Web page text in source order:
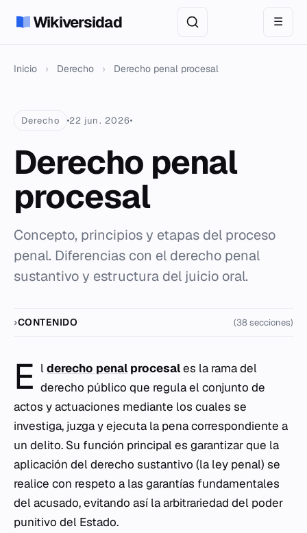
Wikiversidad ☰
Inicio › Derecho › Derecho penal procesal
Derecho 22 jun. 2026
Derecho penal
procesal
Concepto, principios y etapas del proceso
penal. Diferencias con el derecho penal
sustantivo y estructura del juicio oral.
CONTENIDO (38 secciones)
E lderecho penal procesales la rama del
derecho público que regula el conjunto de
actos y actuaciones mediante los cuales se
investiga, juzga y ejecuta la pena correspondiente a
un delito. Su función principal es garantizar que la
aplicación del derecho sustantivo (la ley penal) se
realice con respeto a las garantías fundamentales
del acusado, evitando así la arbitrariedad del poder
punitivo del Estado.